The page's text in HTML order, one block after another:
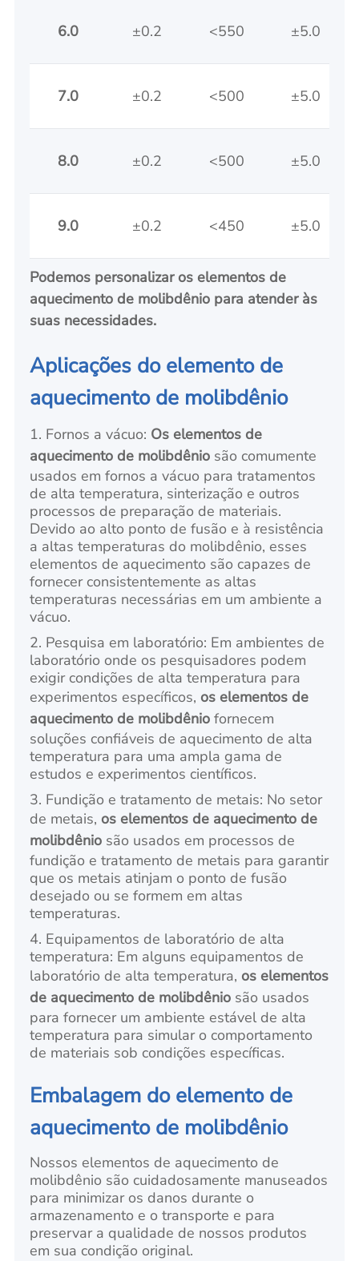
6.0 ±0.2 <550 ±5.0
7.0 ±0.2 <500 ±5.0
8.0 ±0.2 <500 ±5.0
9.0 ±0.2 <450 ±5.0
Podemos personalizar os elementos de
aquecimento de molibdênio para atender às
suas necessidades.
Aplicações do elemento de
aquecimento de molibdênio
1. Fornos a vácuo: Os elementos de
aquecimento de molibdênio são comumente
usados em fornos a vácuo para tratamentos
de alta temperatura, sinterização e outros
processos de preparação de materiais.
Devido ao alto ponto de fusão e à resistência
a altas temperaturas do molibdênio, esses
elementos de aquecimento são capazes de
fornecer consistentemente as altas
temperaturas necessárias em um ambiente a
vácuo.
2. Pesquisa em laboratório: Em ambientes de
laboratório onde os pesquisadores podem
exigir condições de alta temperatura para
experimentos específicos, os elementos de
aquecimento de molibdênio fornecem
soluções confiáveis de aquecimento de alta
temperatura para uma ampla gama de
estudos e experimentos científicos.
3. Fundição e tratamento de metais: No setor
de metais, os elementos de aquecimento de
molibdênio são usados em processos de
fundição e tratamento de metais para garantir
que os metais atinjam o ponto de fusão
desejado ou se formem em altas
temperaturas.
4. Equipamentos de laboratório de alta
temperatura: Em alguns equipamentos de
laboratório de alta temperatura, os elementos
de aquecimento de molibdênio são usados
para fornecer um ambiente estável de alta
temperatura para simular o comportamento
de materiais sob condições específicas.
Embalagem do elemento de
aquecimento de molibdênio
Nossos elementos de aquecimento de
molibdênio são cuidadosamente manuseados
para minimizar os danos durante o
armazenamento e o transporte e para
preservar a qualidade de nossos produtos
em sua condição original.